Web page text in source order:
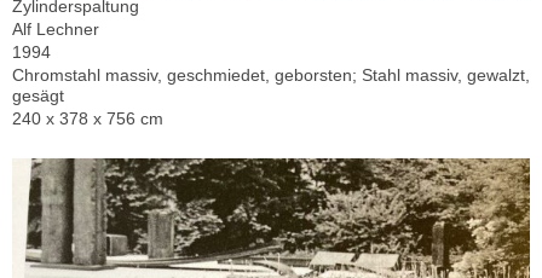
Zylinderspaltung
Alf Lechner
1994
Chromstahl massiv, geschmiedet, geborsten; Stahl massiv, gewalzt,
gesägt
240 x 378 x 756 cm